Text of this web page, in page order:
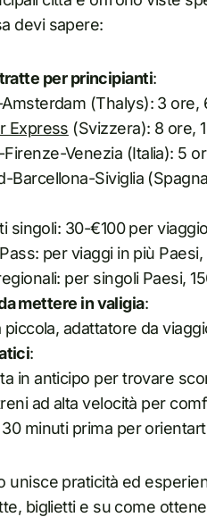
devi sapere:
per principianti:
(Thalys): 3 ore,
Express (Svizzera): 8 ore,
Firenze-Venezia (Italia): 5
Barcellona-Siviglia
singoli: 30-€100 per
per viaggi in più
per singoli Paesi,
mettere in valigia:
piccola, adattatore da
:
in anticipo per trovare
ad alta velocità per
minuti prima per
unisce praticità ed
biglietti e su come